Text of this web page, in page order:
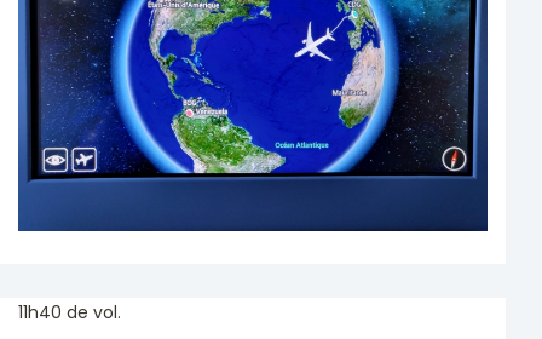
11h40 de vol.